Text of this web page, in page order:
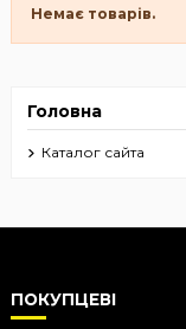
Немає товарів.
Головна
Каталог сайта
ПОКУПЦЕВІ